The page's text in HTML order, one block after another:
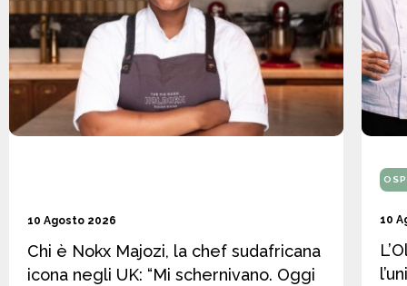
10 Agosto 2026
Chi è Nokx Majozi, la chef sudafricana
icona negli UK: “Mi schernivano. Oggi
10